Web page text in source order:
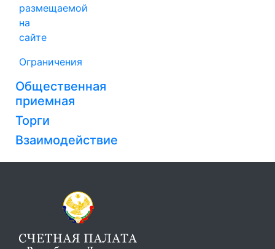
размещаемой
на
сайте
Ограничения
Общественная
приемная
Торги
Взаимодействие